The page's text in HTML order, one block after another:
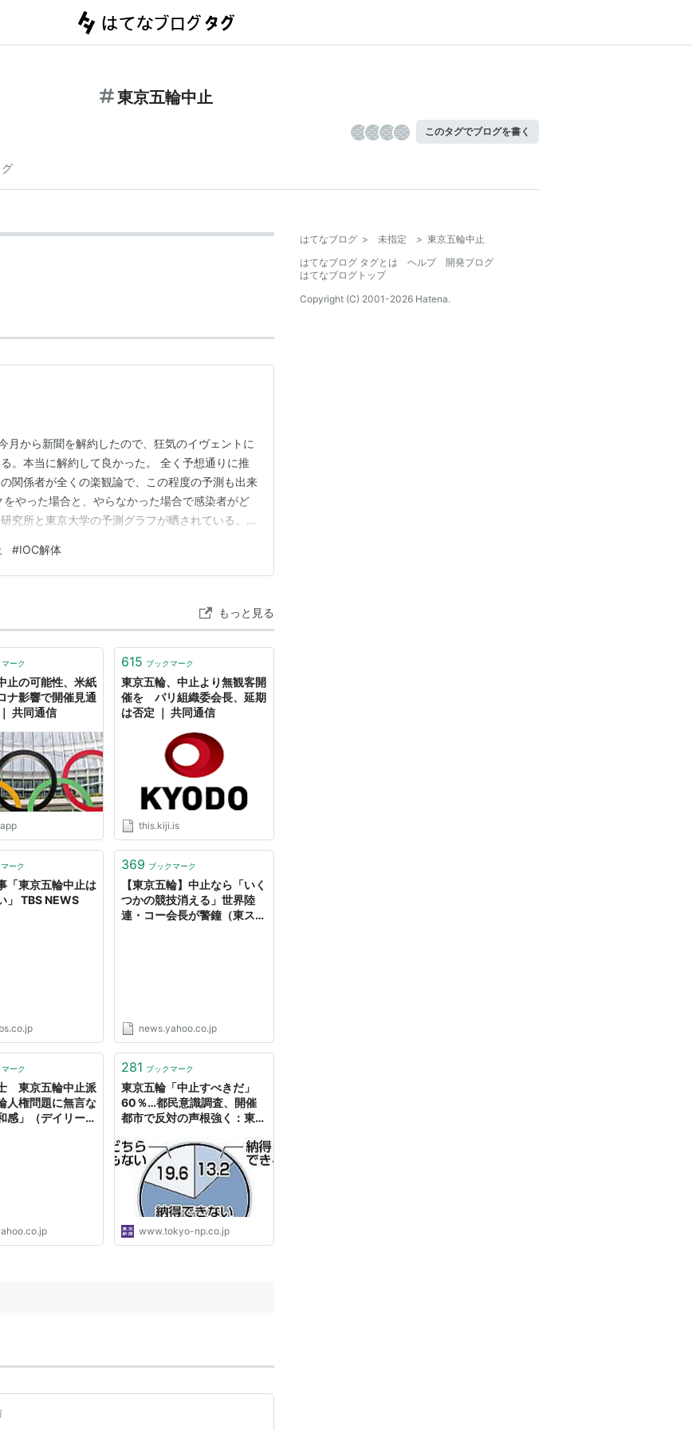
東京五輪中止
このタグでブログを書く
月から新聞を解約したので、狂気のイヴェントに
。本当に解約して良かった。 全く予想通りに推
関係者が全くの楽観論で、この程度の予測も出来
やった場合と、やらなかった場合で感染者がど
究所と東京大学の予測グラフが晒されている。こ
かは、国民の自粛行動や接触を好まない生活様
があるのだろうけれど…
#IOC解体
もっと見る
マーク
止の可能性、米紙
影響で開催見通
共同通信
615 ブックマーク
東京五輪、中止より無観客開
催を パリ組織委会長、延期
は否定 ｜ 共同通信
this.kiji.is
ーク
「東京五輪中止は
」 TBS NEWS
369 ブックマーク
【東京五輪】中止なら「いく
つかの競技消える」世界陸
連・コー会長が警鐘（東スポ
news.yahoo.co.jp
マーク
東京五輪中止派
人権問題に無言な
感」（デイリース
281 ブックマーク
東京五輪「中止すべきだ」
60％…都民意識調査、開催
都市で反対の声根強く：東京
www.tokyo-np.co.jp
はてなブログ > 未指定 > 東京五輪中止
はてなブログ タグとは
ヘルプ
開発ブログ
はてなブログトップ
Copyright (C) 2001-2026 Hatena.